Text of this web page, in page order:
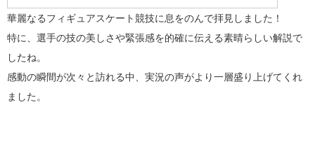
華麗なるフィギュアスケート競技に息をのんで拝見しました！
特に、選手の技の美しさや緊張感を的確に伝える素晴らしい解説で
したね。
感動の瞬間が次々と訪れる中、実況の声がより一層盛り上げてくれ
ました。